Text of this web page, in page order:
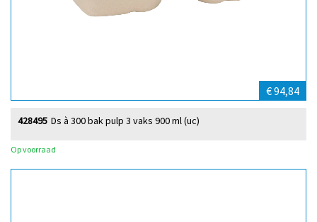
€ 94,84
Ds à 300 bak pulp 3 vaks 900 ml (uc)
428495
Op voorraad